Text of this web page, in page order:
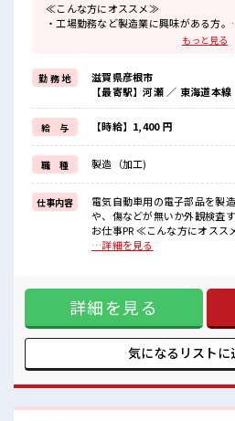
≪こんな方にオススメ≫
・工場勤務など製造業に興味がある方。
制服があるので、
毎日の服装の悩み解消♪
≪自分に合った期間で働ける≫
生活スタイルに合わせた働き方もできる
派遣のお仕事です！
≪美味しい食堂あり≫
月曜から金曜の日中営業中の食堂は400
≪無料の駐車場完備≫
これで夜の通勤も安心してラクラクで
■職場の雰囲気
20～30代活躍中！
交替勤務で高収入をゲット！
仕事！
もっと見る
勤 務 地
滋賀県彦根市
【最寄駅】河瀬 ／ 東海道本線
給 与 【時給】1,400 円
職 種 製造（加工)
仕事内容
電気自動車用の電子部品を製
や、傷などが無いか外観検査
お仕事PR ≪こんな方にオス
味がある方。 ・高収入で働き
遣のお仕事です！ ≪美味しい
営業中の食堂は400円で定食
場完備≫ これで夜の通勤も安心し
の雰囲気 20～30代活躍中！
業はほぼなしでプライベート
機械操作や目視チェックだか
…詳細を見る
詳細を見る
気になるリストに